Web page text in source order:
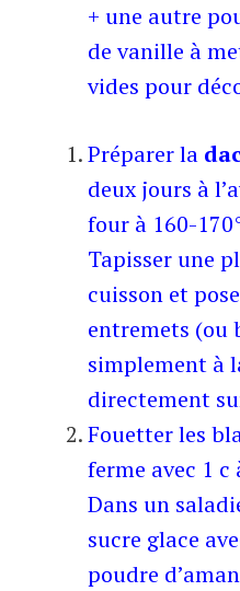
+ une autre
de vanille à
vides pour
Préparer la
deux jours à
four à 160-
Tapisser une
cuisson et
entremets (ou
simplement à
directement
Fouetter les
ferme avec 1 c
Dans un
sucre glace
poudre